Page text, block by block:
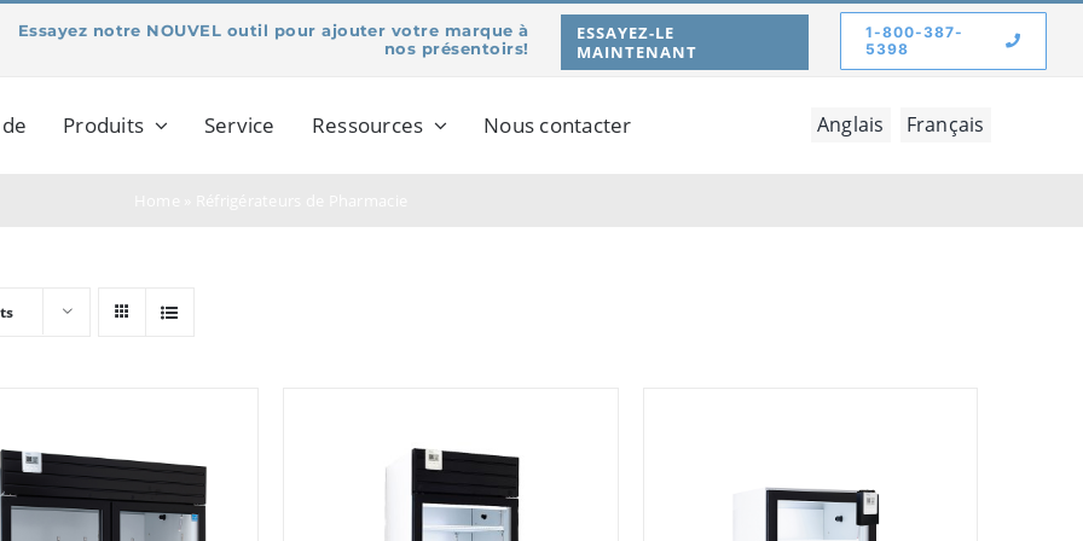
Essayez notre NOUVEL outil pour ajouter votre marque à
nos présentoirs!
ESSAYEZ-LE
MAINTENANT
1-800-387-
5398
Produits Service Ressources Nous contacter Anglais Français